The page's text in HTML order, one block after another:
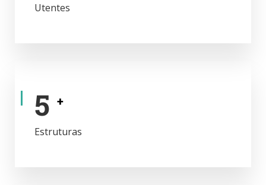
Utentes
6 +
Estruturas